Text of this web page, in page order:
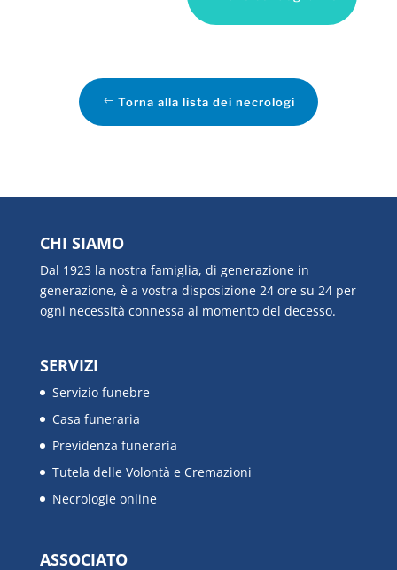
Torna alla lista dei necrologi
CHI SIAMO
Dal 1923 la nostra famiglia, di generazione in
generazione, è a vostra disposizione 24 ore su 24 per
ogni necessità connessa al momento del decesso.
SERVIZI
Servizio funebre
Casa funeraria
Previdenza funeraria
Tutela delle Volontà e Cremazioni
Necrologie online
ASSOCIATO